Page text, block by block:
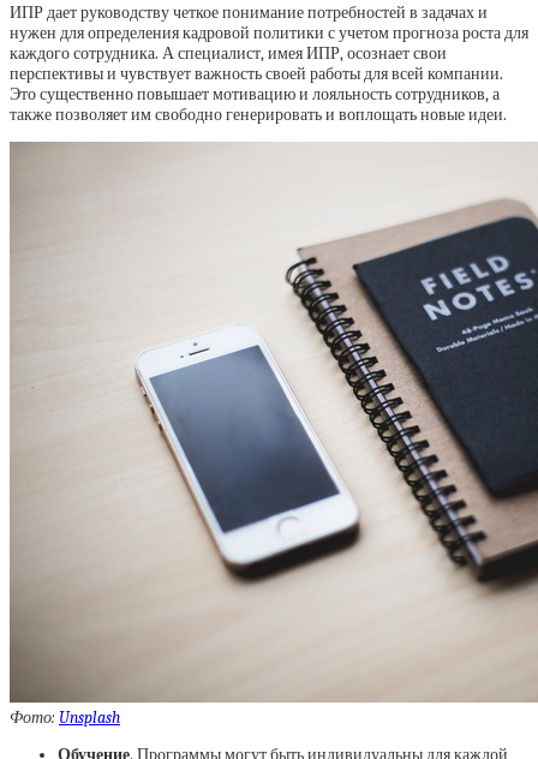
ИПР дает руководству четкое понимание потребностей в задачах и
нужен для определения кадровой политики с учетом прогноза роста для
каждого сотрудника. А специалист, имея ИПР, осознает свои
перспективы и чувствует важность своей работы для всей компании.
Это существенно повышает мотивацию и лояльность сотрудников, а
также позволяет им свободно генерировать и воплощать новые идеи.
Фото: Unsplash
Обучение. Программы могут быть индивидуальны для каждой